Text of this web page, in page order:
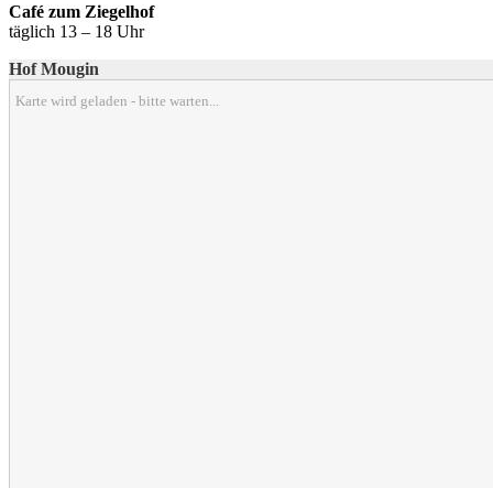
Café zum Ziegelhof
täglich 13 – 18 Uhr
Hof Mougin
Karte wird geladen - bitte warten...